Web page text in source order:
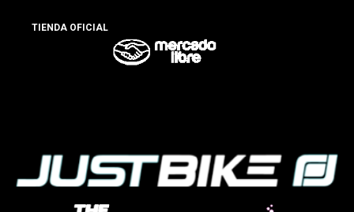
TIENDA OFICIAL